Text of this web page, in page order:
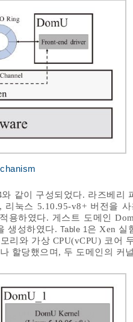
와 같이 구성되었다. 라즈베리
리눅스 5.10.95-v8+ 버전을
용하였다. 게스트 도메인
생성하였다. Table 1 은 Xen 실
리와 가상 CPU(vCPU) 코어
할당했으며, 두 도메인의 커